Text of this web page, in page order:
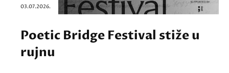
03.07.2026.
Poetic Bridge Festival stiže u
rujnu